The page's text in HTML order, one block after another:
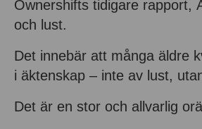
Ownershifts tidigare rapport,
och lust.
Det innebär att många äldre
i äktenskap – inte av lust,
Det är en stor och allvarlig